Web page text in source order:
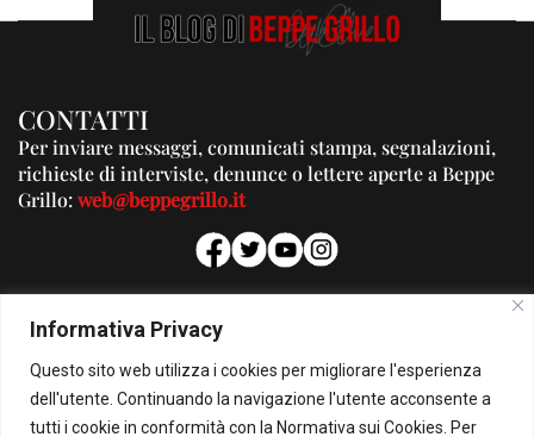
Informativa Privacy
Questo sito web utilizza i cookies per migliorare l'esperienza
dell'utente. Continuando la navigazione l'utente acconsente a
tutti i cookie in conformità con la Normativa sui Cookies. Per
CONTATTI
Per inviare messaggi, comunicati stampa, segnalazioni,
richieste di interviste, denunce o lettere aperte a Beppe
Grillo:web@beppegrillo.it
PUBBLICITA'
Per la tua pubblicità su questo Blog:
pubblicita@beppegrillo.it